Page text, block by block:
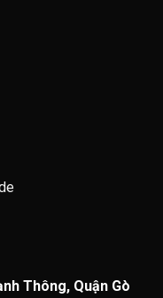
Thông, Quận Gò